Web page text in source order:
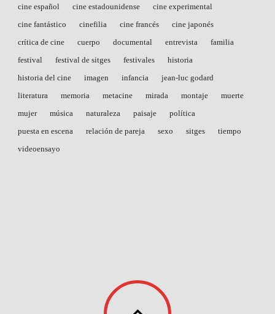
cine español
cine estadounidense
cine experimental
cine fantástico
cinefilia cine francés
cine japonés
crítica de cine
cuerpo documental entrevista
familia
festival
festival de sitges festivales
historia
historia del cine
imagen infancia
jean-luc godard
literatura
memoria metacine mirada montaje
muerte
mujer
música naturaleza paisaje
política
puesta en escena
relación de pareja sexo sitges
tiempo
videoensayo